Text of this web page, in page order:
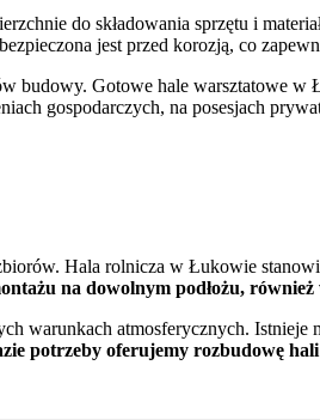
do składowania sprzętu i
jest przed korozją, co
Gotowe hale warsztatowe w
gospodarczych, na posesjach
Hala rolnicza w Łukowie
na dowolnym podłożu,
warunkach atmosferycznych.
potrzeby oferujemy rozbudowę